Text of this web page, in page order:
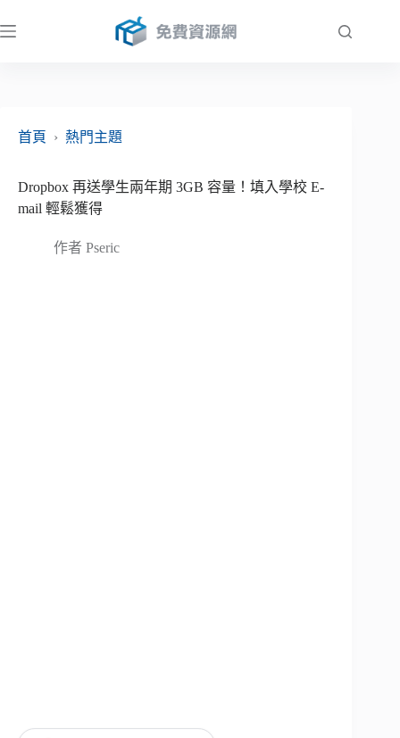
至
首頁
› 熱門主題
Dropbox 再送學生兩年期 3GB 容量！填入學校 E-
mail 輕鬆獲得
作者 Pseric